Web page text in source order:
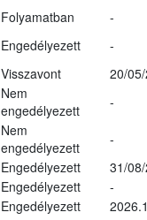
Folyamatban
-
Engedélyezett
-
Visszavont
20/
Nem
engedélyezett
-
Nem
engedélyezett
-
Engedélyezett
31/
Engedélyezett
-
Engedélyezett